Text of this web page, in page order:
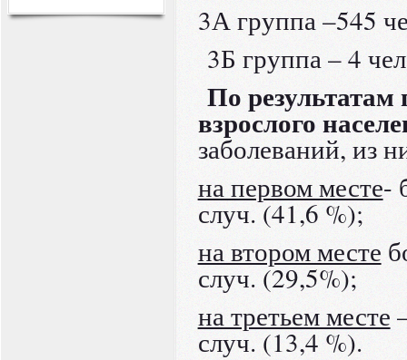
3А группа –545
3Б группа – 4
По результатам
взрослого
заболеваний, из
на первом месте-
случ. (41,6 %);
на втором месте
случ. (29,5%);
на третьем месте
случ. (13,4 %).